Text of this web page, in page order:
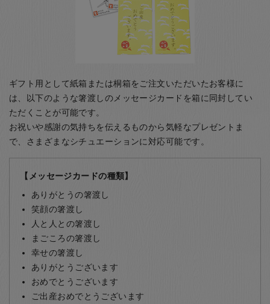
ギフト用として紙箱または桐箱をご注文いただいたお客様に
は、以下のような箸渡しのメッセージカードを箱に同封してい
ただくことが可能です。
お祝いや感謝の気持ちを伝えるものから気軽なプレゼントま
で、さまざまなシチュエーションに対応可能です。
【メッセージカードの種類】
ありがとうの箸渡し
笑顔の箸渡し
人と人との箸渡し
まごころの箸渡し
幸せの箸渡し
ありがとうございます
おめでとうございます
ご出産おめでとうございます